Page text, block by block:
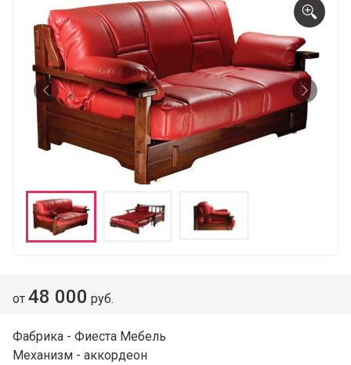
от 48 000 руб.
Фабрика - Фиеста Мебель
Механизм - аккордеон